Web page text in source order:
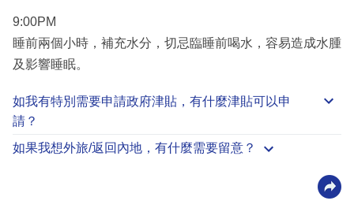
9:00PM
睡前兩個小時，補充水分，切忌臨睡前喝水，容易造成水腫
及影響睡眠。
如我有特別需要申請政府津貼 ，有什麼津貼可以申
請？
如果我想外旅/返回內地，有什麼需要留意？